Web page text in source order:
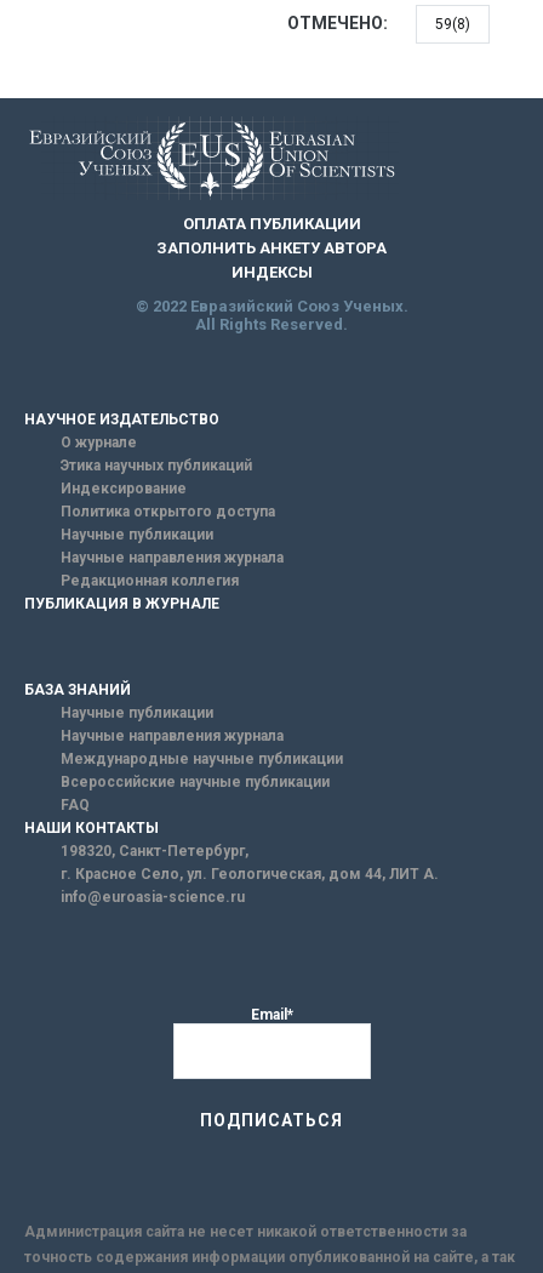
ОТМЕЧЕНО: 59(8)
ОПЛАТА ПУБЛИКАЦИИ
ЗАПОЛНИТЬ АНКЕТУ АВТОРА
ИНДЕКСЫ
© 2022 Евразийский Союз Ученых.
All Rights Reserved.
НАУЧНОЕ ИЗДАТЕЛЬСТВО
О журнале
Этика научных публикаций
Индексирование
Политика открытого доступа
Научные публикации
Научные направления журнала
Редакционная коллегия
ПУБЛИКАЦИЯ В ЖУРНАЛЕ
БАЗА ЗНАНИЙ
Научные публикации
Научные направления журнала
Международные научные публикации
Всероссийские научные публикации
FAQ
НАШИ КОНТАКТЫ
198320, Санкт-Петербург,
г. Красное Село, ул. Геологическая, дом 44, ЛИТ А.
info@euroasia-science.ru
Email*
Администрация сайта не несет никакой ответственности за
точность содержания информации опубликованной на сайте, а так